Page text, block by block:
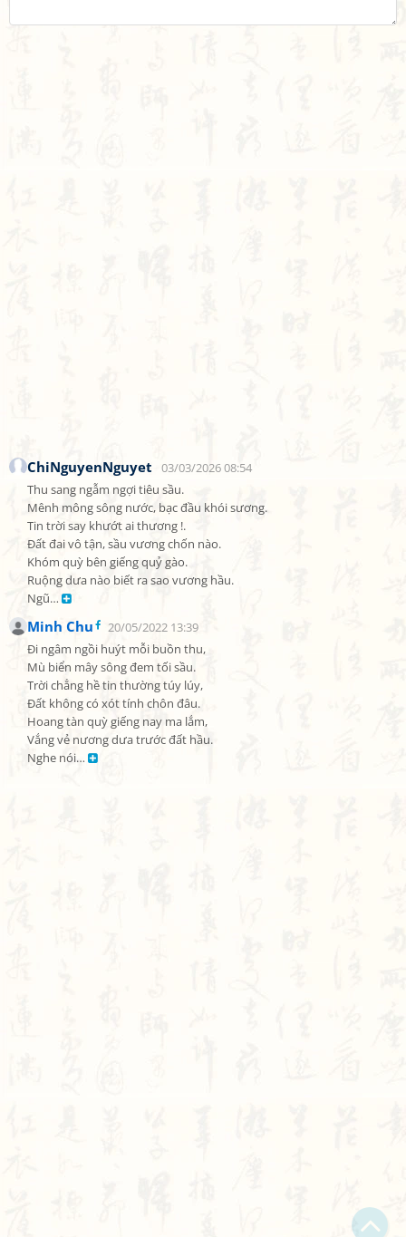
ChiNguyenNguyet
03/03/2026 08:54
Thu sang ngẫm ngợi tiêu sầu.
Mênh mông sông nước, bạc đầu khói sương.
Tin trời say khướt ai thương !.
Đất đai vô tận, sầu vương chốn nào.
Khóm quỳ bên giếng quỷ gào.
Ruộng dưa nào biết ra sao vương hầu.
Ngũ…
Minh Chu
20/05/2022 13:39
Đi ngâm ngồi huýt mỗi buồn thu,
Mù biển mây sông đem tối sầu.
Trời chẳng hề tin thường túy lúy,
Đất không có xót tính chôn đâu.
Hoang tàn quỳ giếng nay ma lắm,
Vắng vẻ nương dưa trước đất hầu.
Nghe nói…